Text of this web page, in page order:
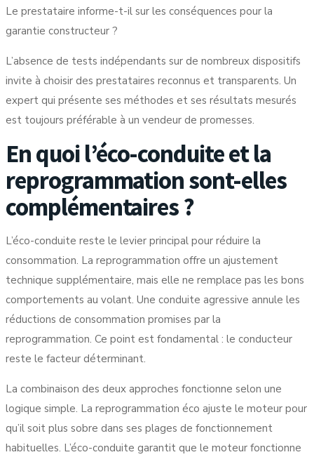
Le prestataire informe-t-il sur les conséquences pour la
garantie constructeur ?
L’absence de tests indépendants sur de nombreux dispositifs
invite à choisir des prestataires reconnus et transparents. Un
expert qui présente ses méthodes et ses résultats mesurés
est toujours préférable à un vendeur de promesses.
En quoi l’éco-conduite et la
reprogrammation sont-elles
complémentaires ?
L’éco-conduite reste le levier principal pour réduire la
consommation. La reprogrammation offre un ajustement
technique supplémentaire, mais elle ne remplace pas les bons
comportements au volant. Une conduite agressive annule les
réductions de consommation promises par la
reprogrammation. Ce point est fondamental : le conducteur
reste le facteur déterminant.
La combinaison des deux approches fonctionne selon une
logique simple. La reprogrammation éco ajuste le moteur pour
qu’il soit plus sobre dans ses plages de fonctionnement
habituelles. L’éco-conduite garantit que le moteur fonctionne